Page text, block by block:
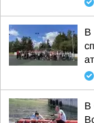
В
В